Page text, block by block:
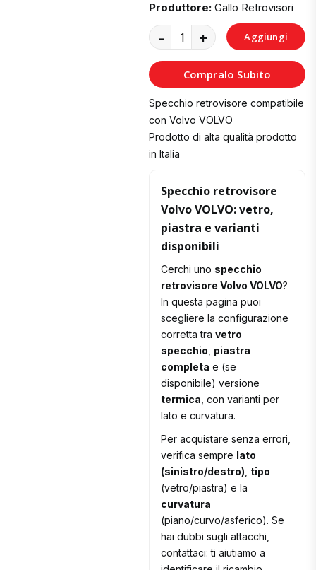
Produttore: Gallo Retrovisori
- + Aggiungi
al
Carrello
Compralo Subito
Specchio retrovisore compatibile
con Volvo VOLVO
Prodotto di alta qualità prodotto
in Italia
Specchio retrovisore
Volvo VOLVO: vetro,
piastra e varianti
disponibili
Cerchi uno specchio
retrovisore Volvo VOLVO?
In questa pagina puoi
scegliere la configurazione
corretta travetro
specchio piastra
completa e (se
disponibile) versione
termica , con varianti per
lato e curvatura.
Per acquistare senza errori,
verifica sempre lato
(sinistro/destro) tipo
(vetro/piastra) e la
curvatura
(piano/curvo/asferico). Se
hai dubbi sugli attacchi,
contattaci: ti aiutiamo a